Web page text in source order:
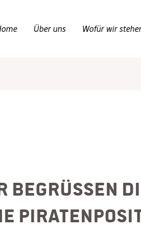
Über uns Wofür wir
begrüßen